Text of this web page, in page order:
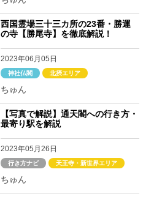
西国霊場三十三カ所の23番・勝運
の寺【勝尾寺】を徹底解説！
2023年06月05日
神社仏閣 北摂エリア
ちゅん
【写真で解説】通天閣への行き方・
最寄り駅を解説
2023年05月26日
行き方ナビ 天王寺・新世界エリア
ちゅん